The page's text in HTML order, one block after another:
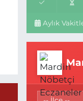
Aylık